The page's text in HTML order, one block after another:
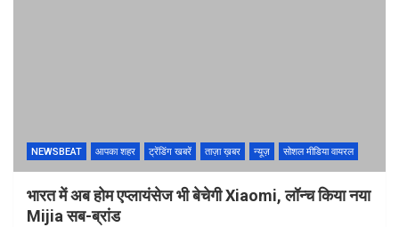
NEWSBEAT आपका शहर ट्रेंडिंग खबरें ताज़ा ख़बर न्यूज़ सोशल मीडिया वायरल
भारत में अब होम एप्लायंसेज भी बेचेगी Xiaomi, लॉन्च किया नया
Mijia सब-ब्रांड